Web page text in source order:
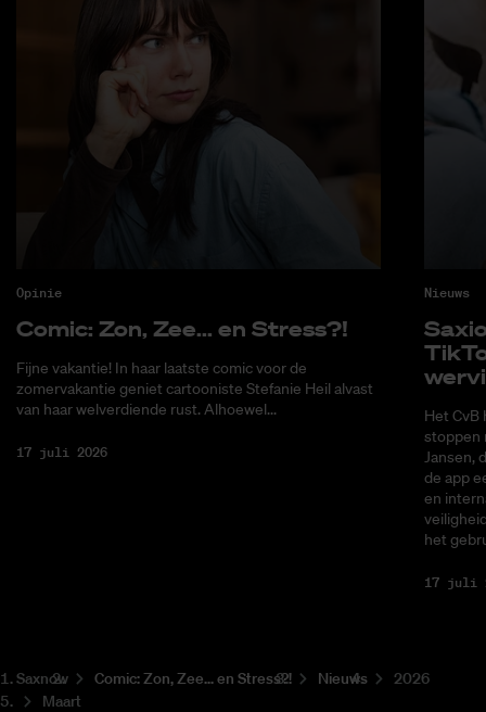
Opinie
Co­mic: Zon, Zee... en Stress?!
Fijne vakantie! In haar laatste comic voor de
zomervakantie geniet cartooniste Stefanie Heil alvast
van haar welverdiende rust. Alhoewel...
17 juli 2026
Nieuws
Het CvB
stoppen
Jansen,
de app
en
het
17 juli
Saxnow Co­mic: Zon, Zee... en Stress?! Nieuws
2026
Maart